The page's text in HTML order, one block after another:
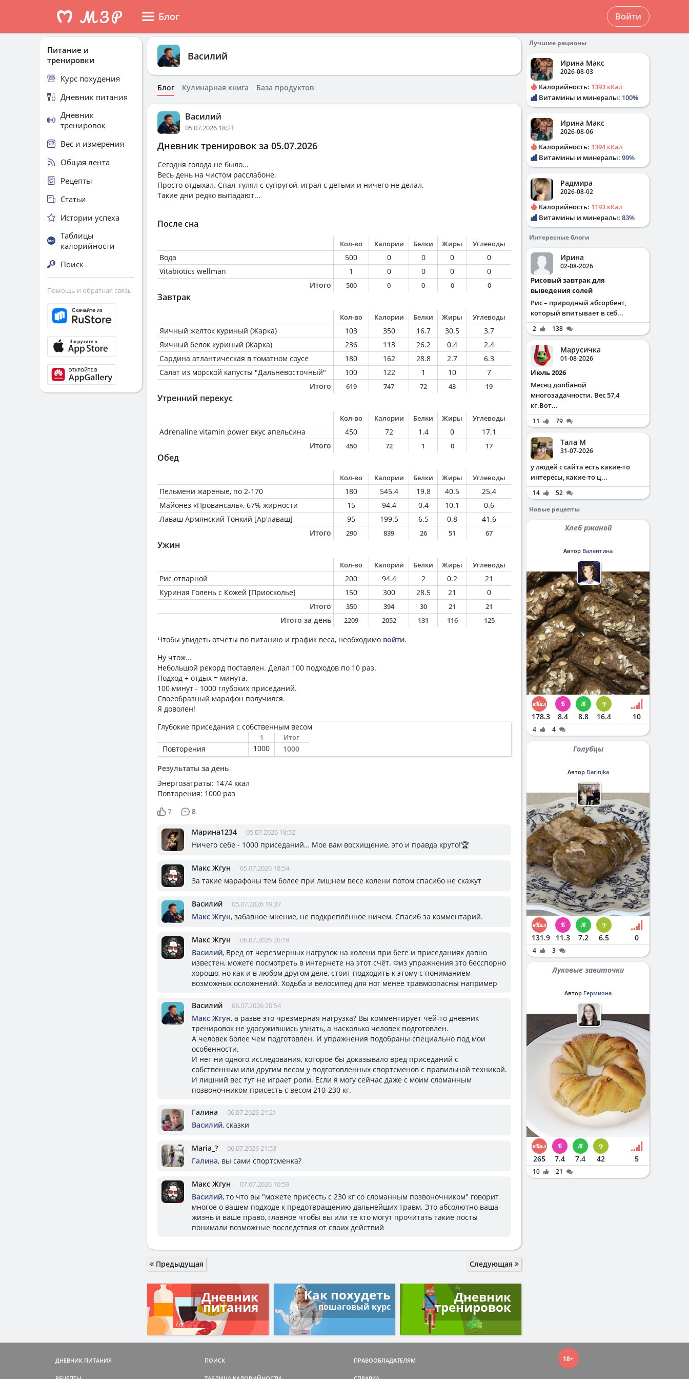
Блог Войти
Василий
Блог Кулинарная книга База продуктов
Василий
05.07.2026 18:21
Дневник тренировок за 05.07.2026
Сегодня голода не было...
Весь день на чистом расслабоне.
Просто отдыхал. Спал, гулял с супругой, играл с детьми и ничего не делал.
Такие дни редко выпадают...
После сна
Кол-во Калории Белки Жиры Углеводы
Вода 500 0 0 0
0
Vitabiotics wellman
1 0 0 0
0
Итого
500 0 0 0 0
Завтрак
Кол-во Калории Белки Жиры Углеводы
Яичный желток куриный (Жарка) 103 350 16.7 30.5
3.7
Яичный белок куриный (Жарка)
236 113 26.2 0.4
2.4
Сардина атлантическая в томатном соусе
180 162 28.8 2.7
6.3
Салат из морской капусты "Дальневосточный"
100 122 1 10
7
Итого
619 747 72 43 19
Утренний перекус
Кол-во Калории Белки Жиры Углеводы
Adrenaline vitamin power вкус апельсина 450 72 1.4 0
17.1
Итого
450 72 1 0 17
Обед
Кол-во Калории Белки Жиры Углеводы
Пельмени жареные, по 2-170 180 545.4 19.8 40.5
25.4
Майонез «Провансаль», 67% жирности
15 94.4 0.4 10.1
0.6
Лаваш Армянский Тонкий [Ар'лаваш]
95 199.5 6.5 0.8
41.6
Итого
290 839 26 51 67
Ужин
Кол-во Калории Белки Жиры Углеводы
Рис отварной 200 94.4 2 0.2
21
Куриная Голень с Кожей [Приосколье]
150 300 28.5 21
0
Итого
350 394 30 21 21
Итого за день 2209 2052 131 116 125
Чтобы увидеть отчеты по питанию и график веса, необходимо войти.
Ну чтож...
Небольшой рекорд поставлен. Делал 100 подходов по 10 раз.
Подход + отдых = минута.
100 минут - 1000 глубоких приседаний.
Своеобразный марафон получился.
Я доволен!
Глубокие приседания с собственным весом
1 Итог
Повторения 1000
1000
Результаты за день
Энергозатраты: 1474 ккал
Повторения: 1000 раз
7
8
Марина1234 05.07.2026 18:52
Ничего себе - 1000 приседаний… Мое вам восхищение, это и правда круто!🏆
Макс Жгун 05.07.2026 18:54
За такие марафоны тем более при лишнем весе колени потом спасибо не скажут
Василий 05.07.2026 19:37
Макс Жгун, забавное мнение, не подкреплённое ничем. Спасиб за комментарий.
Макс Жгун 06.07.2026 20:19
Василий, Вред от черезмерных нагрузок на колени при беге и приседаниях давно
известен, можете посмотреть в интернете на этот счёт. Физ упражнения это бесспорно
хорошо, но как и в любом другом деле, стоит подходить к этому с пониманием
возможных осложнений. Ходьба и велосипед для ног менее травмоопасны например
Василий 06.07.2026 20:54
Макс Жгун, а разве это чрезмерная нагрузка? Вы комментирует чей-то дневник
тренировок не удосужившись узнать, а насколько человек подготовлен.
А человек более чем подготовлен. И упражнения подобраны специально под мои
особенности.
И нет ни одного исследования, которое бы доказывало вред приседаний с
собственным или другим весом у подготовленных спортсменов с правильной техникой.
И лишний вес тут не играет роли. Если я могу сейчас даже с моим сломанным
позвоночником присесть с весом 210-230 кг.
Галина 06.07.2026 21:21
Василий, сказки
Mariа_? 06.07.2026 21:53
Галина, вы сами спортсменка?
Макс Жгун 07.07.2026 10:59
Василий, то что вы "можете присесть с 230 кг со сломанным позвоночником" говорит
многое о вашем подходе к предотвращению дальнейших травм. Это абсолютно ваша
жизнь и ваше право, главное чтобы вы или те кто могут прочитать такие посты
понимали возможные последствия от своих действий
Предыдущая Следующая
Дневник
питания
Как похудеть
пошаговый курс
Дневник
тренировок
Питание и
тренировки
Курс похудения
Дневник питания
Дневник
тренировок
Вес и измерения
Общая лента
Рецепты
Статьи
Истории успеха
Таблицы
калорийности
Поиск
Помощь и обратная связь
Лучшие рационы
Ирина Макс
2026-08-03
Калорийность: 1393 кКал
Витамины и минералы: 100%
Ирина Макс
2026-08-06
Калорийность: 1394 кКал
Витамины и минералы: 99%
Радмира
2026-08-02
Калорийность: 1193 кКал
Витамины и минералы: 83%
Интересные блоги
Ирина
02-08-2026
Рисовый завтрак для
выведения солей
Рис – природный абсорбент,
который впитывает в себ...
2 138
Марусичка
01-08-2026
Июль 2026
Месяц долбаной
многозадачности. Вес 57,4
кг.Вот...
11 79
Тала М
31-07-2026
у людей с сайта есть какие-то
интересы, какие-то ц...
14
52
Новые рецепты
Хлеб ржаной
Автор Валентина
178.3 8.4 8.8 16.4 10
4 4
Голубцы
Автор Darinika
131.9 11.3 7.2 6.5 0
4 3
Луковые завиточки
Автор Гермиона
265 7.4 7.4 42 5
10 21
ДНЕВНИК ПИТАНИЯ ПОИСК ПРАВООБЛАДАТЕЛЯМ 18+